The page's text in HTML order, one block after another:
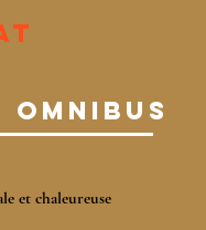
OMNIBUS
et chaleureuse